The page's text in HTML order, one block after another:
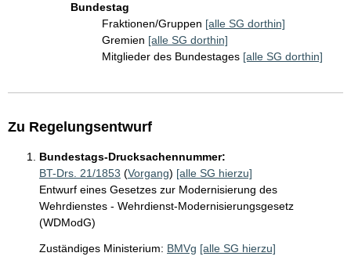
Bundestag
Fraktionen/Gruppen [alle SG dorthin]
Gremien [alle SG dorthin]
Mitglieder des Bundestages [alle SG dorthin]
Zu Regelungsentwurf
Bundestags-Drucksachennummer:
BT-Drs. 21/1853 (Vorgang) [alle SG hierzu]
Entwurf eines Gesetzes zur Modernisierung des
Wehrdienstes - Wehrdienst-Modernisierungsgesetz
(WDModG)
Zuständiges Ministerium: BMVg [alle SG hierzu]